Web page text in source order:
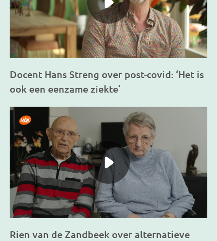
Docent Hans Streng over post-covid: ‘Het is
ook een eenzame ziekte’
Rien van de Zandbeek over alternatieve